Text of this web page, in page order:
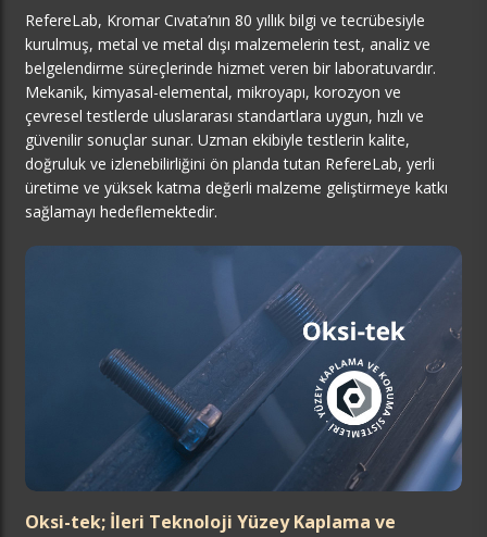
RefereLab, Kromar Cıvata’nın 80 yıllık bilgi ve tecrübesiyle
kurulmuş, metal ve metal dışı malzemelerin test, analiz ve
belgelendirme süreçlerinde hizmet veren bir laboratuvardır.
Mekanik, kimyasal-elemental, mikroyapı, korozyon ve
çevresel testlerde uluslararası standartlara uygun, hızlı ve
güvenilir sonuçlar sunar. Uzman ekibiyle testlerin kalite,
doğruluk ve izlenebilirliğini ön planda tutan RefereLab, yerli
üretime ve yüksek katma değerli malzeme geliştirmeye katkı
sağlamayı hedeflemektedir.
Oksi-tek; İleri Teknoloji Yüzey Kaplama ve